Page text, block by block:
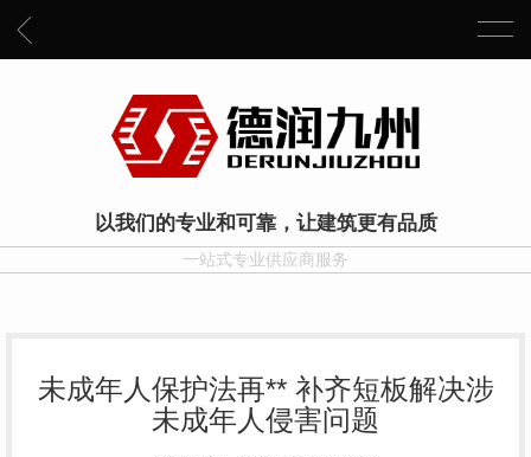
以我们的专业和可靠，让建筑更有品质
一站式专业供应商服务
未成年人保护法再** 补齐短板解决涉
未成年人侵害问题